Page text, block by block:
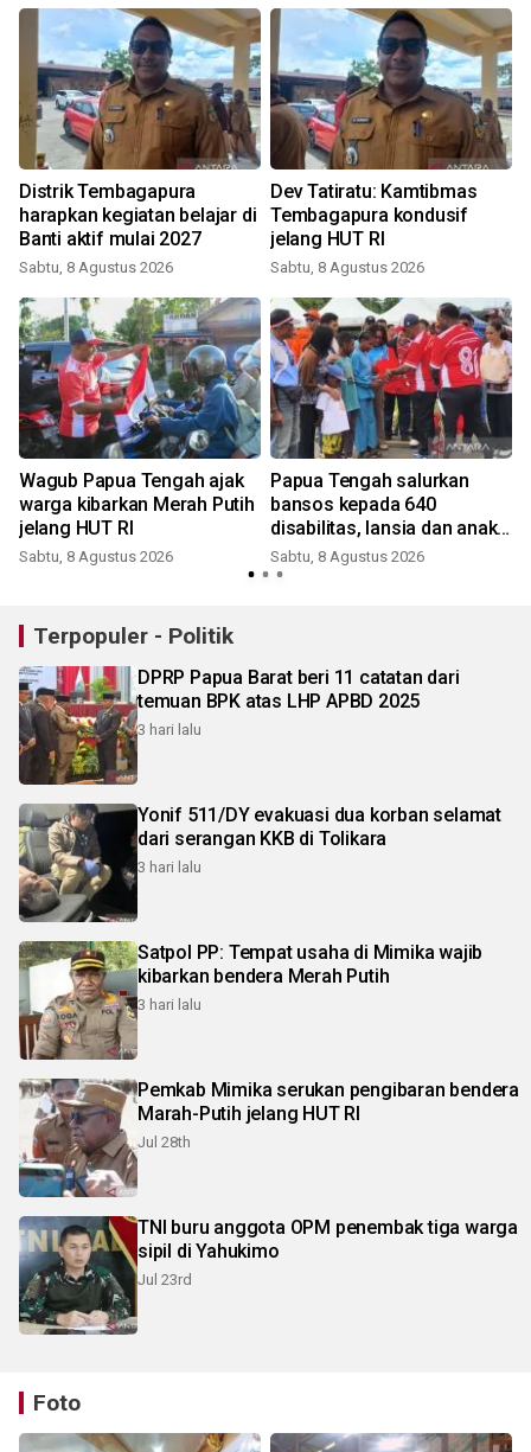
Distrik Tembagapura
harapkan kegiatan belajar di
Banti aktif mulai 2027
Sabtu, 8 Agustus 2026
Dev Tatiratu: Kamtibmas
Tembagapura kondusif
jelang HUT RI
Sabtu, 8 Agustus 2026
Wagub Papua Tengah ajak
warga kibarkan Merah Putih
jelang HUT RI
Sabtu, 8 Agustus 2026
Papua Tengah salurkan
bansos kepada 640
disabilitas, lansia dan anak
terlantar
Sabtu, 8 Agustus 2026
Terpopuler - Politik
DPRP Papua Barat beri 11 catatan dari
temuan BPK atas LHP APBD 2025
3 hari lalu
Yonif 511/DY evakuasi dua korban selamat
dari serangan KKB di Tolikara
3 hari lalu
Satpol PP: Tempat usaha di Mimika wajib
kibarkan bendera Merah Putih
3 hari lalu
Pemkab Mimika serukan pengibaran bendera
Marah-Putih jelang HUT RI
Jul 28th
TNI buru anggota OPM penembak tiga warga
sipil di Yahukimo
Jul 23rd
Foto